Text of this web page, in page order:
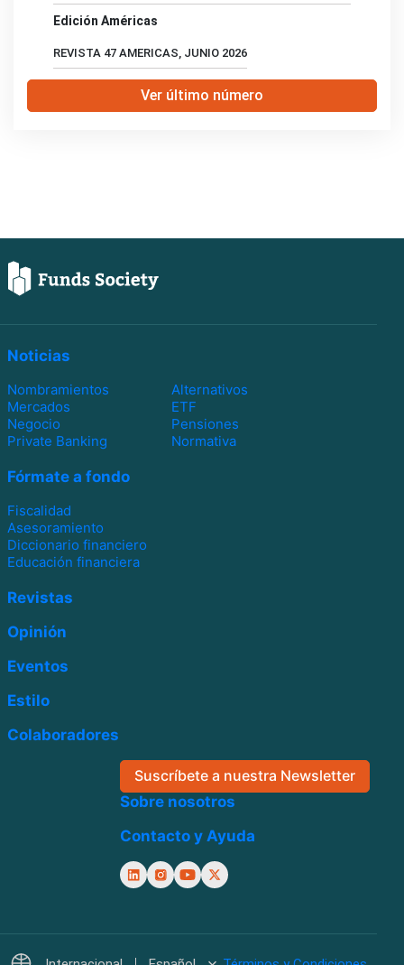
Edición Américas
REVISTA 47 AMERICAS, JUNIO 2026
Ver último número
Noticias
Nombramientos
Alternativos
Mercados
ETF
Negocio
Pensiones
Private Banking
Normativa
Fórmate a fondo
Fiscalidad
Asesoramiento
Diccionario financiero
Educación financiera
Revistas
Opinión
Eventos
Estilo
Colaboradores
Suscríbete a nuestra Newsletter
Sobre nosotros
Contacto y Ayuda